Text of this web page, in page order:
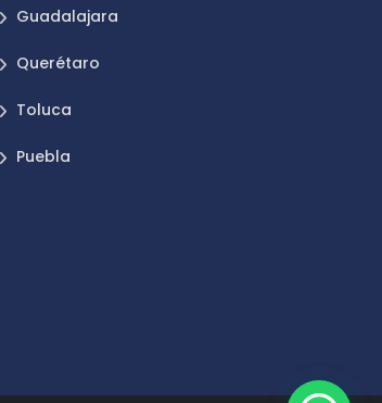
Guadalajara
Querétaro
Toluca
Puebla